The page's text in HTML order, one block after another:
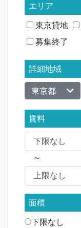
エリア
東京貸地
募集終了
詳細地域
東京都
賃料
～
面積
下限なし